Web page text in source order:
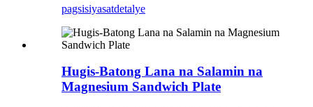
pagsisiyasatdetalye
Hugis-Batong Lana na Salamin na
Magnesium Sandwich Plate